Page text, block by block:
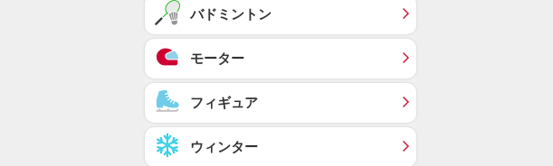
バドミントン
モーター
フィギュア
ウィンター